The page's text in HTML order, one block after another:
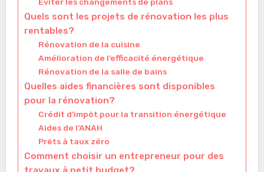
Éviter les changements de plans
Quels sont les projets de rénovation les plus
rentables?
Rénovation de la cuisine
Amélioration de l’efficacité énergétique
Rénovation de la salle de bains
Quelles aides financières sont disponibles
pour la rénovation?
Crédit d’impôt pour la transition énergétique
Aides de l’ANAH
Prêts à taux zéro
Comment choisir un entrepreneur pour des